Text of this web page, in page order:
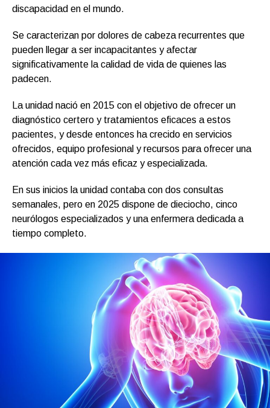
discapacidad en el mundo.
Se caracterizan por dolores de cabeza recurrentes que
pueden llegar a ser incapacitantes y afectar
significativamente la calidad de vida de quienes las
padecen.
La unidad nació en 2015 con el objetivo de ofrecer un
diagnóstico certero y tratamientos eficaces a estos
pacientes, y desde entonces ha crecido en servicios
ofrecidos, equipo profesional y recursos para ofrecer una
atención cada vez más eficaz y especializada.
En sus inicios la unidad contaba con dos consultas
semanales, pero en 2025 dispone de dieciocho, cinco
neurólogos especializados y una enfermera dedicada a
tiempo completo.